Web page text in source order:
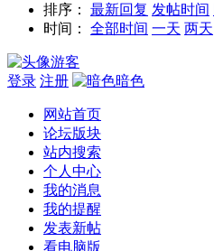
排序：
最新回复 发帖时间
时间：
全部时间 一天 两天
游客
登录 注册 暗色
网站首页
论坛版块
站内搜索
个人中心
我的消息
我的提醒
发表新帖
看电脑版